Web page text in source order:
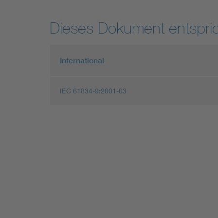
Dieses Dokument
International
IEC 61834-9:2001-03